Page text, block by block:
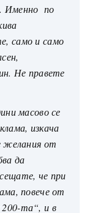
Именно по
само и само
Не правете
масово се
изкача
желания от
да
че при
повече от
та“, и в